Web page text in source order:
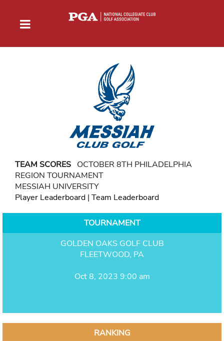
TEAM SCORES OCTOBER 8TH PHILADELPHIA
REGION TOURNAMENT
MESSIAH UNIVERSITY
Player Leaderboard | Team Leaderboard
TOURNAMENT
GOLDEN OAKS GOLF CLUB
FLEETWOOD, PA
Oct 8, 2023 9:00 am
RANKING